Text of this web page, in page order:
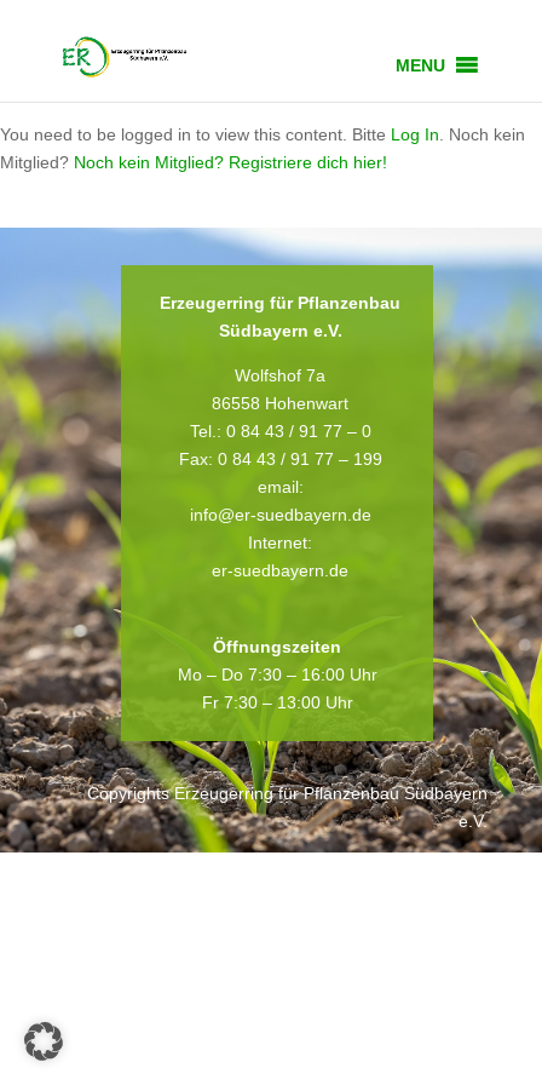
MENU
You need to be logged in to view this content. Bitte Log In . Noch kein
Mitglied? Noch kein Mitglied? Registriere dich hier!
Erzeugerring für Pflanzenbau
Südbayern e.V.
Wolfshof 7a
86558 Hohenwart
Tel.: 0 84 43 / 91 77 – 0
Fax: 0 84 43 / 91 77 – 199
email:
info@er-suedbayern.de
Internet:
er-suedbayern.de
Öffnungszeiten
Mo – Do 7:30 – 16:00 Uhr
Fr 7:30 – 13:00 Uhr
Copyrights Erzeugerring für Pflanzenbau Südbayern
e.V.